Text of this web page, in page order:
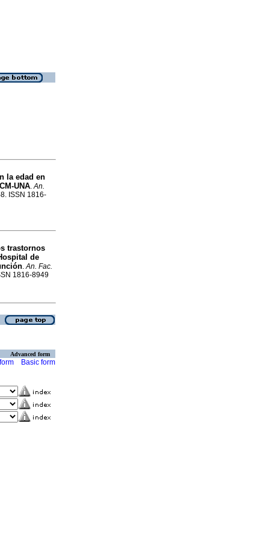
la edad en
UNA.An.
ISSN 1816-
trastornos
de
.An. Fac.
1816-8949
Advanced form
Basic form